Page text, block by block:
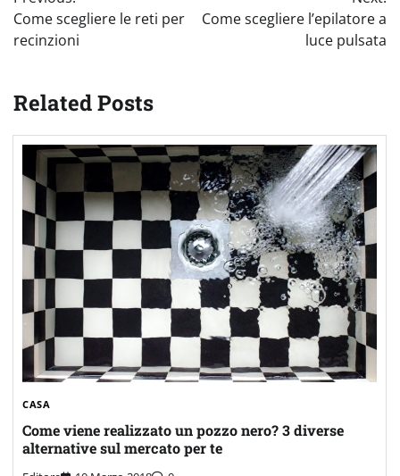
articoli
Come scegliere le reti per
recinzioni
Come scegliere l’epilatore a
luce pulsata
Related Posts
CASA
Come viene realizzato un pozzo nero? 3 diverse
alternative sul mercato per te